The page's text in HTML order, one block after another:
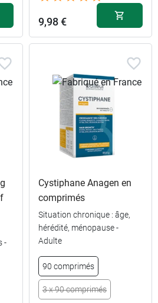
9,98 €
-
Cystiphane Anagen en
comprimés
Situation chronique : âge,
hérédité, ménopause -
Adulte
90 comprimés
3 x 90 comprimés